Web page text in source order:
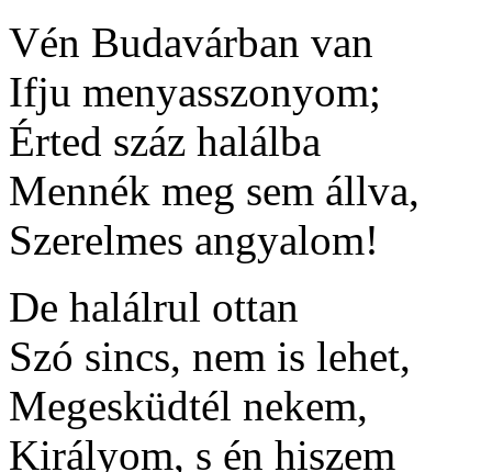
Vén Budavárban van
Ifju menyasszonyom;
Érted száz halálba
Mennék meg sem állva,
Szerelmes angyalom!
De halálrul ottan
Szó sincs, nem is lehet,
Megesküdtél nekem,
Királyom, s én hiszem